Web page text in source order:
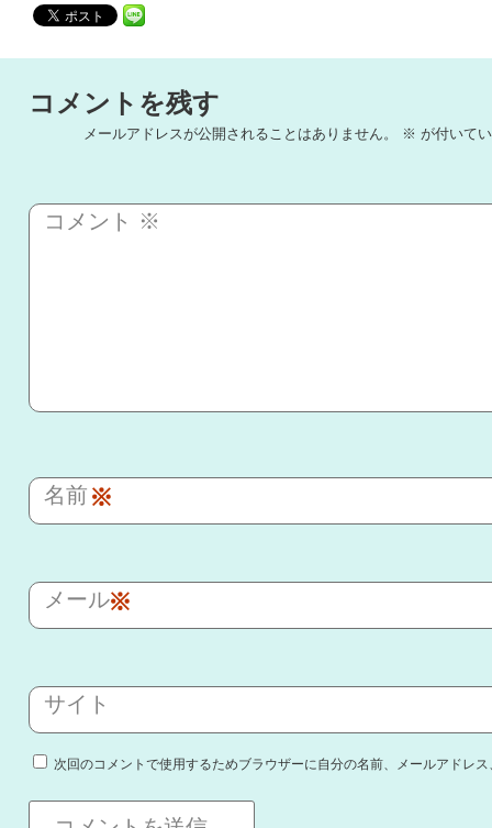
コメントを残す
メールアドレスが公開されることはありません。 ※ が付いて
コメント ※
名前 ※
メール※
サイト
次回のコメントで使用するためブラウザーに自分の名前、メールアドレ